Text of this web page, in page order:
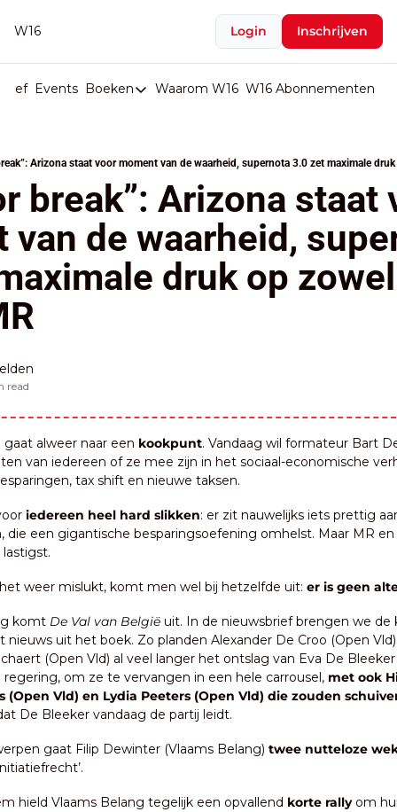
W16 Login Inschrijven
Events Boeken
Boeken
Boeken
Stop de Persen
Het Merk België
De Doodgravers van België
Waarom W16 W16 Abonnementen
Arizona staat voor moment van de waarheid, supernota 3.0 zet maximale
break”: Arizona staat
van de waarheid,
druk op
read
alweer naar een kookpunt. Vandaag wil formateur Bart
van iedereen of ze mee zijn in het sociaal-economische
tax shift en nieuwe taksen.
iedereen heel hard slikken: er zit nauwelijks iets prettig
die een gigantische besparingsoefening omhelst. Maar MR en
het weer mislukt, komt men wel bij hetzelfde uit: er is geen
komt De Val van België uit. In de nieuwsbrief brengen we de
nieuws uit het boek. Zo planden Alexander De Croo (Open
(Open Vld) al veel langer het ontslag van Eva De
regering, om ze te vervangen in een hele carrousel, met ook
(Open Vld) en Lydia Peeters (Open Vld) die zouden
De Bleeker vandaag de partij leidt.
gaat Filip Dewinter (Vlaams Belang) twee nutteloze
hield Vlaams Belang tegelijk een opvallend korte rally om